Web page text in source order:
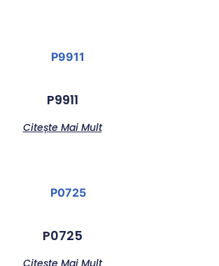
P9911
Citește Mai Mult
P0725